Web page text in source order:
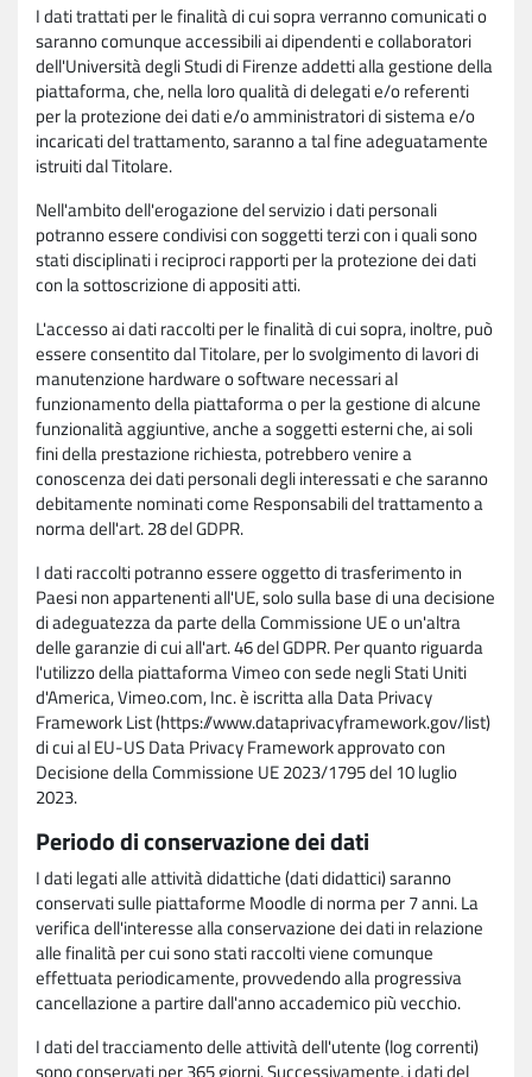
I dati trattati per le finalità di cui sopra verranno comunicati o
saranno comunque accessibili ai dipendenti e collaboratori
dell'Università degli Studi di Firenze addetti alla gestione della
piattaforma, che, nella loro qualità di delegati e/o referenti
per la protezione dei dati e/o amministratori di sistema e/o
incaricati del trattamento, saranno a tal fine adeguatamente
istruiti dal Titolare.
Nell'ambito dell'erogazione del servizio i dati personali
potranno essere condivisi con soggetti terzi con i quali sono
stati disciplinati i reciproci rapporti per la protezione dei dati
con la sottoscrizione di appositi atti.
L'accesso ai dati raccolti per le finalità di cui sopra, inoltre, può
essere consentito dal Titolare, per lo svolgimento di lavori di
manutenzione hardware o software necessari al
funzionamento della piattaforma o per la gestione di alcune
funzionalità aggiuntive, anche a soggetti esterni che, ai soli
fini della prestazione richiesta, potrebbero venire a
conoscenza dei dati personali degli interessati e che saranno
debitamente nominati come Responsabili del trattamento a
norma dell'art. 28 del GDPR.
I dati raccolti potranno essere oggetto di trasferimento in
Paesi non appartenenti all'UE, solo sulla base di una decisione
di adeguatezza da parte della Commissione UE o un'altra
delle garanzie di cui all'art. 46 del GDPR. Per quanto riguarda
l'utilizzo della piattaforma Vimeo con sede negli Stati Uniti
d'America, Vimeo.com, Inc. è iscritta alla Data Privacy
Framework List (https://www.dataprivacyframework.gov/list)
di cui al EU-US Data Privacy Framework approvato con
Decisione della Commissione UE 2023/1795 del 10 luglio
2023.
Periodo di conservazione dei dati
I dati legati alle attività didattiche (dati didattici) saranno
conservati sulle piattaforme Moodle di norma per 7 anni. La
verifica dell'interesse alla conservazione dei dati in relazione
alle finalità per cui sono stati raccolti viene comunque
effettuata periodicamente, provvedendo alla progressiva
cancellazione a partire dall'anno accademico più vecchio.
I dati del tracciamento delle attività dell'utente (log correnti)
sono conservati per 365 giorni. Successivamente, i dati del